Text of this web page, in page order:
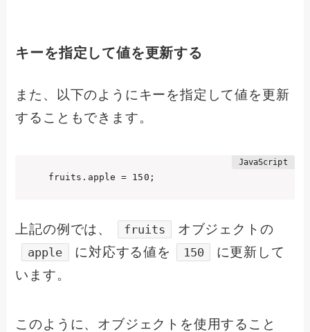
キーを指定して値を更新する
また、以下のようにキーを指定して値を更新
することもできます。
fruits.apple = 150;
上記の例では、 fruits オブジェクトの
apple に対応する値を 150
に更新して
います。
このように、オブジェクトを使用すること